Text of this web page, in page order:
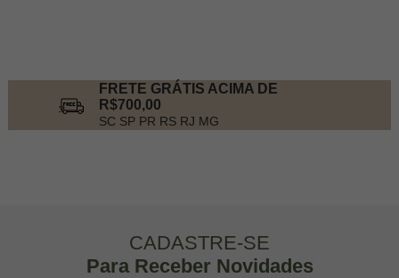
FRETE GRÁTIS ACIMA DE
R$700,00
SC SP PR RS RJ MG
CADASTRE-SE
Para Receber Novidades